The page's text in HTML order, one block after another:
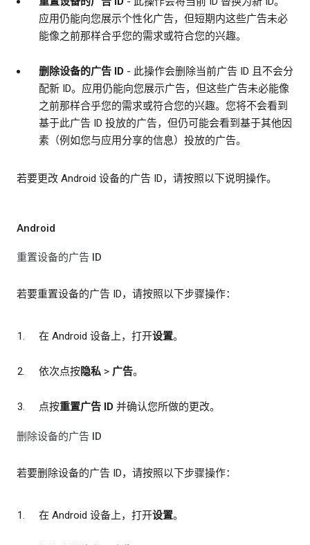
应用仍能向您展示个性化广告，但短期内这些广告未必
能像之前那样合乎您的需求或符合您的兴趣。
删除设备的广告 ID - 此操作会删除当前广告 ID 且不会分
配新 ID。应用仍能向您展示广告，但这些广告未必能像
之前那样合乎您的需求或符合您的兴趣。您将不会看到
基于此广告 ID 投放的广告，但仍可能会看到基于其他因
素（例如您与应用分享的信息）投放的广告。
若要更改 Android 设备的广告 ID，请按照以下说明操作。
Android
重置设备的广告 ID
若要重置设备的广告 ID，请按照以下步骤操作：
在 Android 设备上，打开设置。
依次点按隐私 > 广告。
点按重置广告 ID 并确认您所做的更改。
删除设备的广告 ID
若要删除设备的广告 ID，请按照以下步骤操作：
在 Android 设备上，打开设置。